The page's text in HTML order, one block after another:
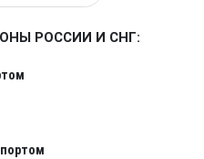
РОССИИ И СНГ: